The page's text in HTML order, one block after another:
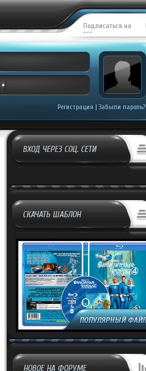
Подписаться на
RSS
Регистрация | Забыли пароль?
ВХОД ЧЕРЕЗ СОЦ. СЕТИ
СКАЧАТЬ ШАБЛОН
НОВОЕ НА ФОРУМЕ